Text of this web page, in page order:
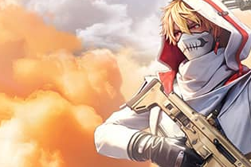
网易游戏
游戏爱好者
我的足迹： 荒野行动